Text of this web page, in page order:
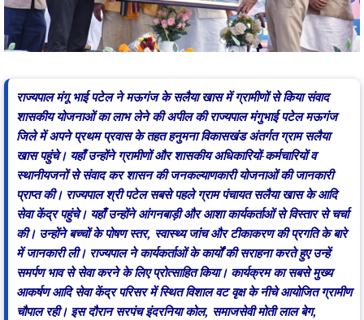
राज्यपाल मंगू भाई पटेल ने मऊगंज के सलैया खास में ग्रामीणों से किया संवाद
शासकीय योजनाओं का लाभ लेने की अपील की राज्यपाल मंगुभाई पटेल मऊगंज
जिले में अपने प्रथम प्रवास के तहत हनुमना विकासखंड अंतर्गत ग्राम सलैया
खास पहुंचे। यहाँ उन्होंने ग्रामीणों और शासकीय अधिकारियों-कर्मचारियों व
स्थानीयजनों से संवाद कर शासन की जनकल्याणकारी योजनाओं की जानकारी
प्राप्त की। राज्यपाल श्री पटेल सबसे पहले ग्राम पंचायत सलैया खास के आदि
सेवा केंद्र पहुंचे। यहाँ उन्होंने आंगनबाड़ी और आशा कार्यकर्ताओं से विस्तार से चर्चा
की। उन्होंने बच्चों के पोषण स्तर, स्वास्थ्य जांच और टीकाकरण की प्रगति के बारे
में जानकारी ली। राज्यपाल ने कार्यकर्ताओं के कार्यों की सराहना करते हुए उन्हें
समर्पण भाव से सेवा करने के लिए प्रोत्साहित किया। कार्यक्रम का सबसे मुख्य
आकर्षण आदि सेवा केंद्र परिसर में स्थित विशाल वट वृक्ष के नीचे आयोजित ग्रामीण
चौपाल रही। इस दौरान सरपंच इंदरनिया कोल, समाजसेवी मोती लाल बेग,